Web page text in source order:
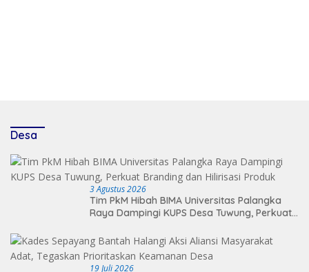
Desa
3 Agustus 2026
Tim PkM Hibah BIMA Universitas Palangka
Raya Dampingi KUPS Desa Tuwung, Perkuat
19 Juli 2026